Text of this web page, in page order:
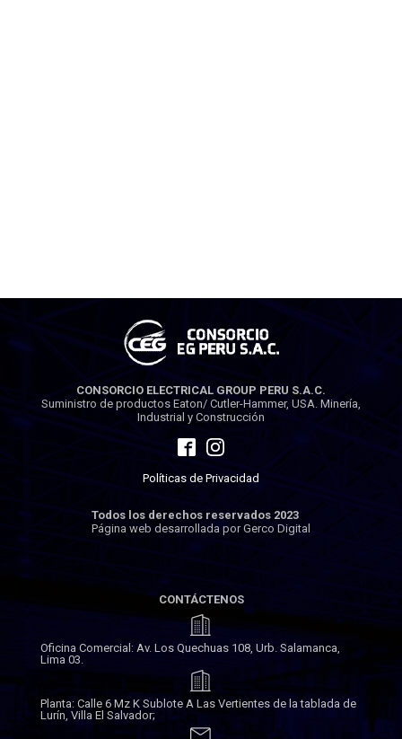
CONSORCIO ELECTRICAL GROUP PERU S.A.C.
Suministro de productos Eaton/ Cutler-Hammer, USA. Minería,
Industrial y Construcción
Políticas de Privacidad
Todos los derechos reservados 2023
Página web desarrollada por Gerco Digital
CONTÁCTENOS
Oficina Comercial: Av. Los Quechuas 108, Urb. Salamanca,
Lima 03.
Planta: Calle 6 Mz K Sublote A Las Vertientes de la tablada de
Lurín, Villa El Salvador;